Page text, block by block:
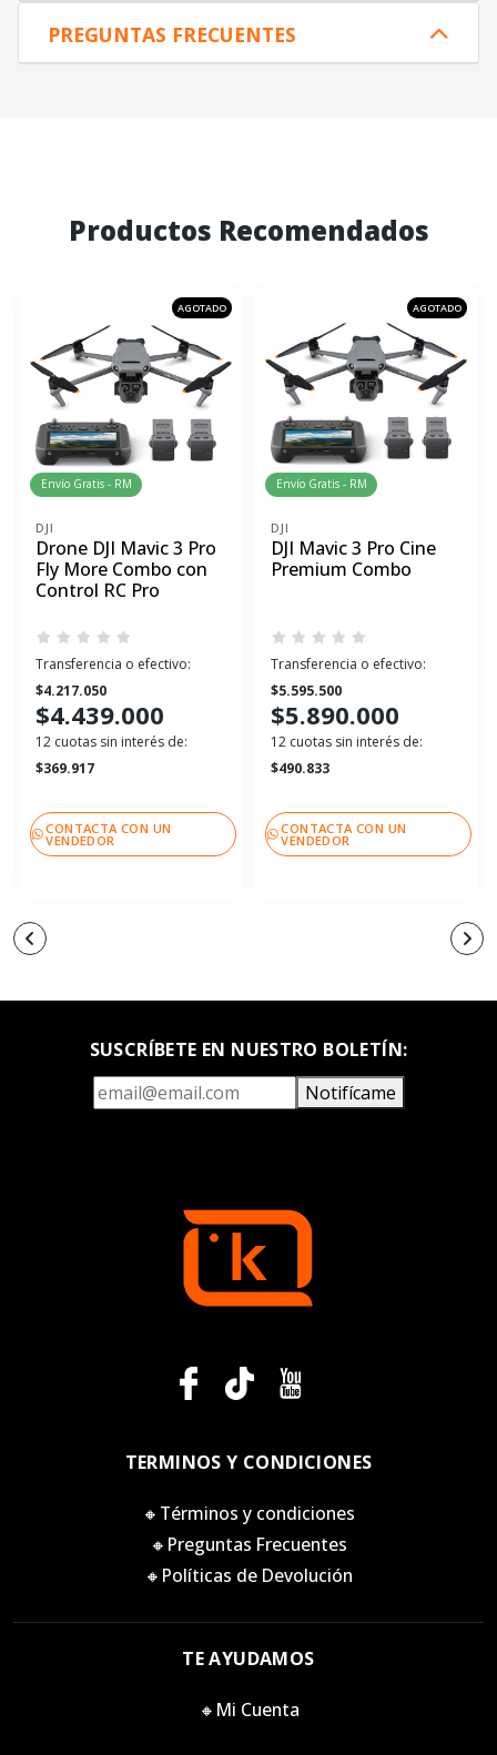
PREGUNTAS FRECUENTES
Productos Recomendados
AGOTADO
Envío Gratis - RM
DJI
Drone DJI Mavic 3 Pro
Fly More Combo con
Control RC Pro
Transferencia o efectivo:
$4.217.050
$4.439.000
12 cuotas sin interés de:
$369.917
CONTACTA CON UN
VENDEDOR
AGOTADO
Envío Gratis - RM
DJI
DJI Mavic 3 Pro Cine
Premium Combo
Transferencia o efectivo:
$5.595.500
$5.890.000
12 cuotas sin interés de:
$490.833
CONTACTA CON UN
VENDEDOR
SUSCRÍBETE EN NUESTRO BOLETÍN:
Notifícame
TERMINOS Y CONDICIONES
🔸Términos y condiciones
🔸Preguntas Frecuentes
🔸Políticas de Devolución
TE AYUDAMOS
🔸Mi Cuenta